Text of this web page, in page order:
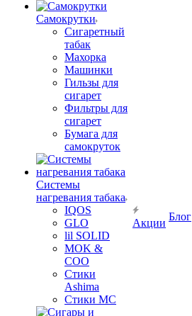
Самокрутки
Сигаретный
табак
Махорка
Машинки
Гильзы для
сигарет
Фильтры для
сигарет
Бумага для
самокруток
Системы
нагревания табака
IQOS
GLO
lil SOLID
MOK &
COO
Стики
Ashima
Стики MC
Акции
Блог